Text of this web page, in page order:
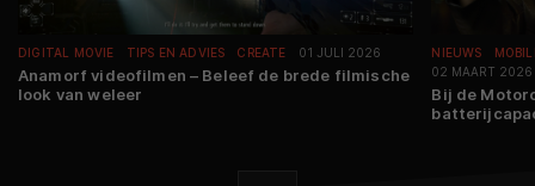
DIGITAL MOVIE TIPS EN ADVIES CREATE 01 JULI 2026
Anamorf videofilmen – Beleef de brede filmische
look van weleer
NIEUWS
02 MAART 2026
Bij de